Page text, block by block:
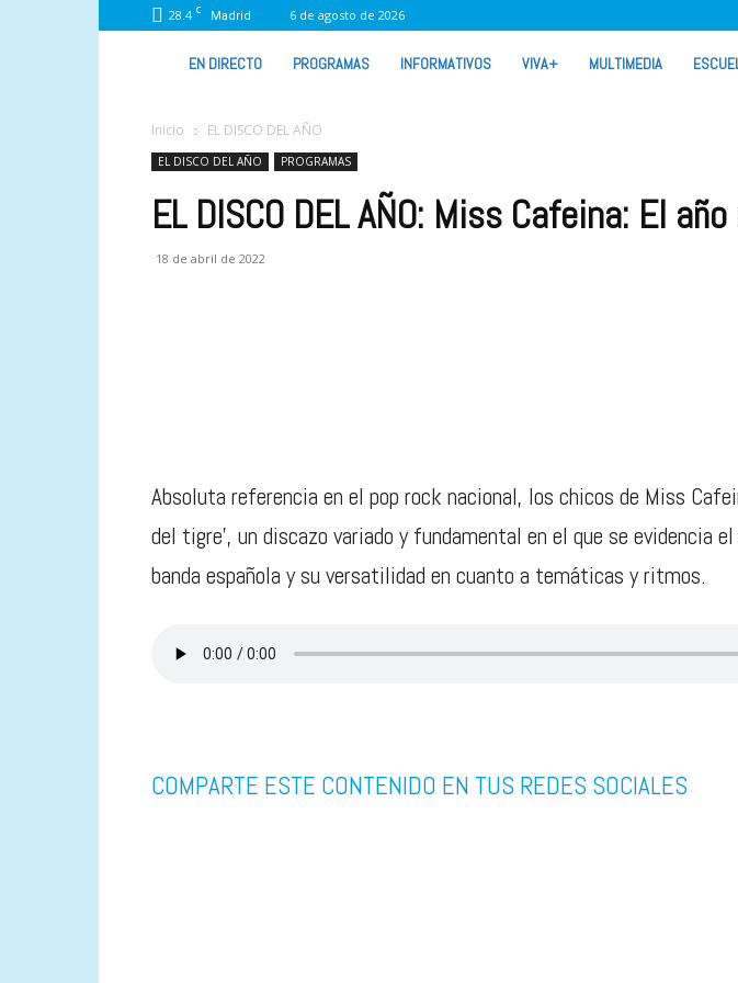
28.4 C Madrid 6 de agosto de 2026
VIVA
RADIO
EN DIRECTO PROGRAMAS INFORMATIVOS VIVA+ MULTIMEDIA
Inicio EL DISCO DEL AÑO
EL DISCO DEL AÑO PROGRAMAS
EL DISCO DEL AÑO: Miss Cafeina: El
18 de abril de 2022
Absoluta referencia en el pop rock nacional, los chicos de Miss
del tigre’, un discazo variado y fundamental en el que se evidencia
banda española y su versatilidad en cuanto a temáticas y ritmos.
COMPARTE ESTE CONTENIDO EN TUS REDES SOCIALES